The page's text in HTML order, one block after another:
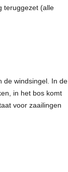
teruggezet (alle
de windsingel. In de
in het bos komt
voor zaailingen